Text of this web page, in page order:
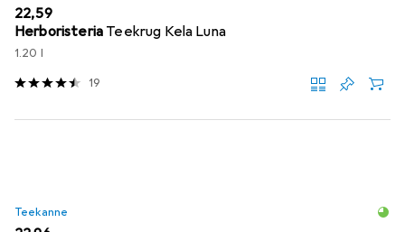
EUR
22,59
Herboristeria Teekrug Kela Luna
1.20 l
19
Teekanne